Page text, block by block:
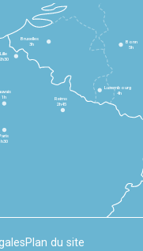
1h
Reims
2h45
Lille
2h30
Bruxelles
3h
Bonn
5h
Luxembourg
4h
Plan du site